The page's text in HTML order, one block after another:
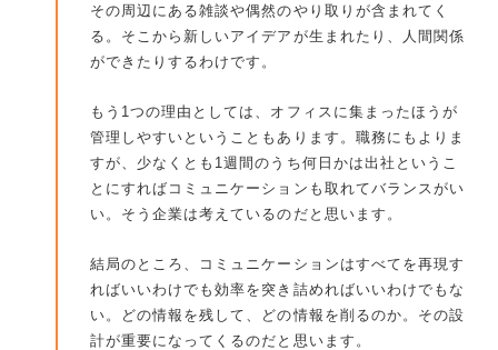
その周辺にある雑談や偶然のやり取りが含まれてく
る。そこから新しいアイデアが生まれたり、人間関係
ができたりするわけです。
もう1つの理由としては、オフィスに集まったほうが
管理しやすいということもあります。職務にもよりま
すが、少なくとも1週間のうち何日かは出社というこ
とにすればコミュニケーションも取れてバランスがい
い。そう企業は考えているのだと思います。
結局のところ、コミュニケーションはすべてを再現す
ればいいわけでも効率を突き詰めればいいわけでもな
い。どの情報を残して、どの情報を削るのか。その設
計が重要になってくるのだと思います。